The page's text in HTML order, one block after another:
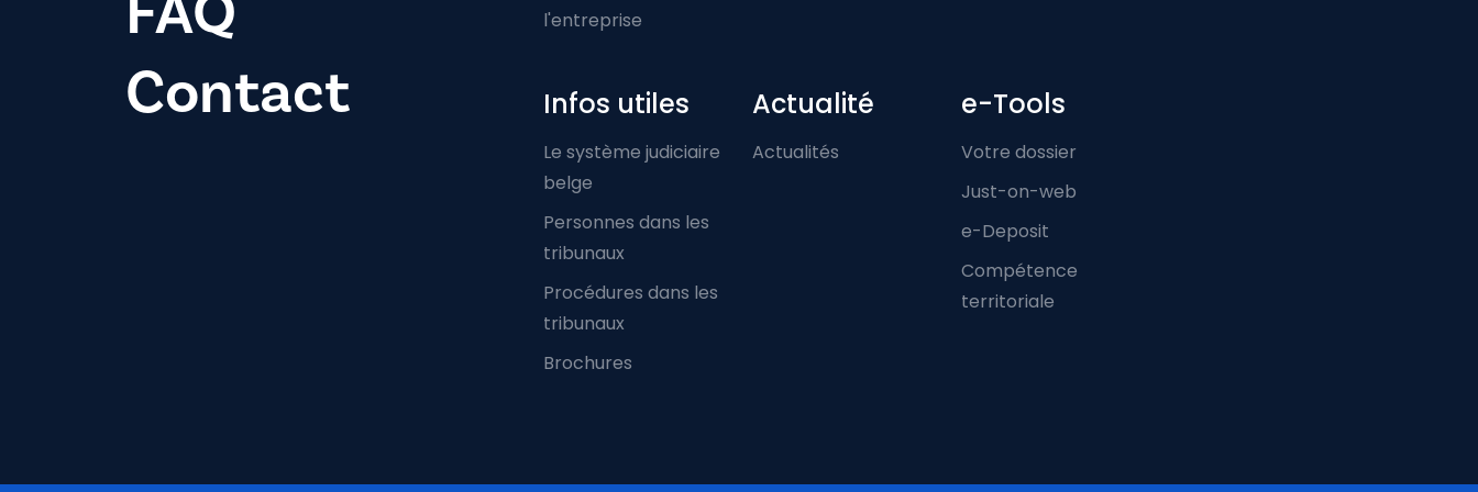
Contact
l'entreprise
Infos utiles
Le système judiciaire
belge
Personnes dans les
tribunaux
Procédures dans les
tribunaux
Brochures
Actualité
Actualités
e-Tools
Votre dossier
Just-on-web
e-Deposit
Compétence
territoriale